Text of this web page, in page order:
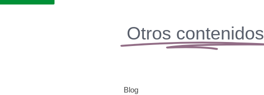
Otros contenidos
Blog